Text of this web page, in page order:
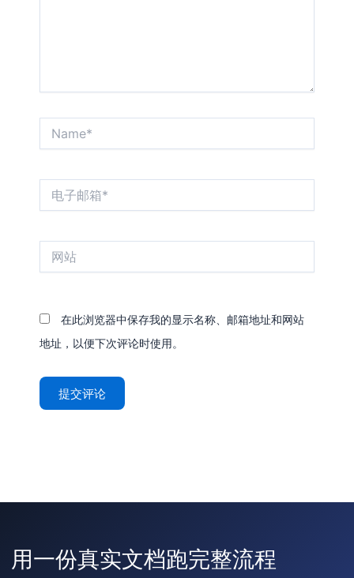
在此浏览器中保存我的显示名称、邮箱地址和网站
地址，以便下次评论时使用。
用一份真实文档跑完整流程